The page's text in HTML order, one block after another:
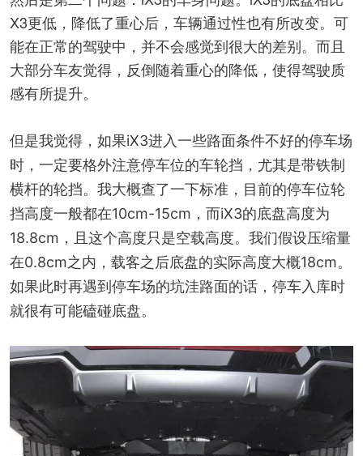
X3更低，降低了重心后，车辆通过性也有所改变。可
能在正常的驾驶中，并不会感觉到很大的差别。而且
大部分车友觉得，反倒随着重心的降低，使得驾驶质
感有所提升。
但是我觉得， 如果iX3进入一些路面条件不好的停车场
时，一定要格外注意停车位的车轮挡，尤其是带铁制
横杆的轮挡。我大概查了一下标准，目前的停车位轮
挡高度一般都在10cm-15cm，而iX3的底盘高度为
18.8cm，且这个高度只是空载高度。 我们假设压缩量
在0.8cm之内，载客之后底盘的实际高度大概18cm。
如果此时再遇到停车场的坑洼路面的话，停车入库时
就很有可能磕碰底盘。